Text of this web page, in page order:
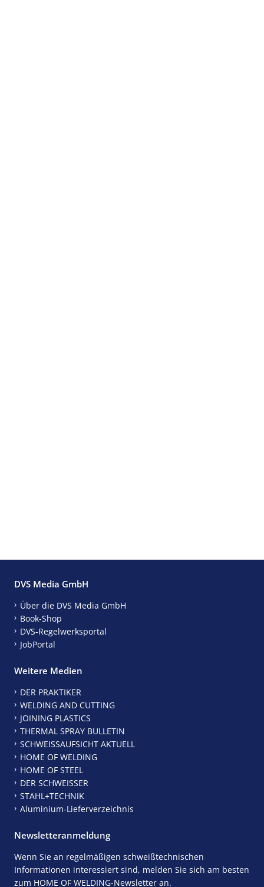
DVS Media GmbH
Über die DVS Media GmbH
Book-Shop
DVS-Regelwerksportal
JobPortal
Weitere Medien
DER PRAKTIKER
WELDING AND CUTTING
JOINING PLASTICS
THERMAL SPRAY BULLETIN
SCHWEISSAUFSICHT AKTUELL
HOME OF WELDING
HOME OF STEEL
DER SCHWEISSER
STAHL+TECHNIK
Aluminium-Lieferverzeichnis
Newsletteranmeldung
Wenn Sie an regelmäßigen schweißtechnischen
Informationen interessiert sind, melden Sie sich am besten
zum HOME OF WELDING-Newsletter an.